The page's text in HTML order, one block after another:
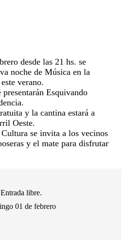
desde las 21 hs. se
noche de Música en la
verano.
Esquivando
y la cantina estará a
Oeste.
se invita a los vecinos
y el mate para disfrutar
Entrada libre.
01 de febrero